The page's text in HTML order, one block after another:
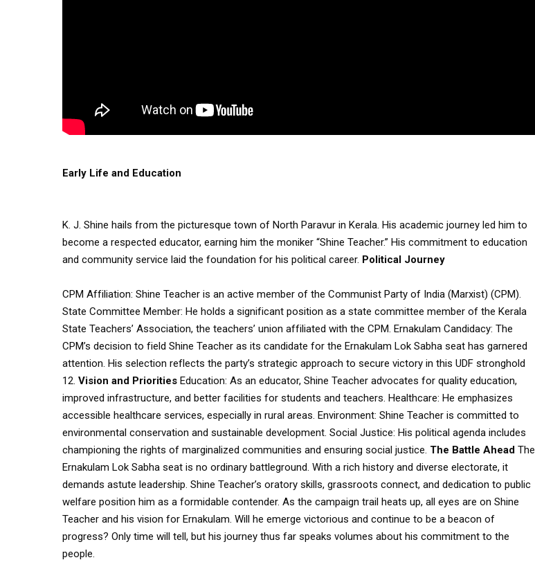
Early Life and Education
K. J. Shine hails from the picturesque town of North Paravur in Kerala. His academic journey led him to
become a respected educator, earning him the moniker “Shine Teacher.” His commitment to education
and community service laid the foundation for his political career. Political Journey
CPM Affiliation: Shine Teacher is an active member of the Communist Party of India (Marxist) (CPM).
State Committee Member: He holds a significant position as a state committee member of the Kerala
State Teachers’ Association, the teachers’ union affiliated with the CPM. Ernakulam Candidacy: The
CPM’s decision to field Shine Teacher as its candidate for the Ernakulam Lok Sabha seat has garnered
attention. His selection reflects the party’s strategic approach to secure victory in this UDF stronghold
12. Vision and Priorities Education: As an educator, Shine Teacher advocates for quality education,
improved infrastructure, and better facilities for students and teachers. Healthcare: He emphasizes
accessible healthcare services, especially in rural areas. Environment: Shine Teacher is committed to
environmental conservation and sustainable development. Social Justice: His political agenda includes
championing the rights of marginalized communities and ensuring social justice. The Battle Ahead The
Ernakulam Lok Sabha seat is no ordinary battleground. With a rich history and diverse electorate, it
demands astute leadership. Shine Teacher’s oratory skills, grassroots connect, and dedication to public
welfare position him as a formidable contender. As the campaign trail heats up, all eyes are on Shine
Teacher and his vision for Ernakulam. Will he emerge victorious and continue to be a beacon of
progress? Only time will tell, but his journey thus far speaks volumes about his commitment to the
people.